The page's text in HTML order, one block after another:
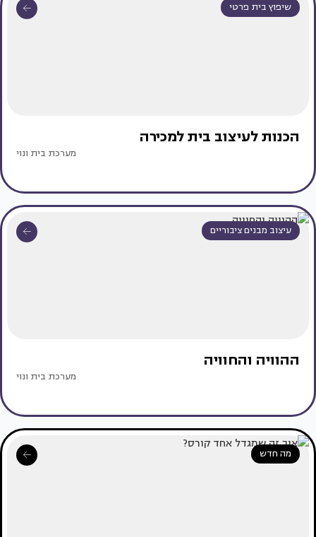
שיפוץ בית פרטי
הכנות לעיצוב בית למכירה
מערכת בית ונוי
עיצוב מבנים ציבוריים
ההוויה והחוויה
מערכת בית ונוי
מה חדש